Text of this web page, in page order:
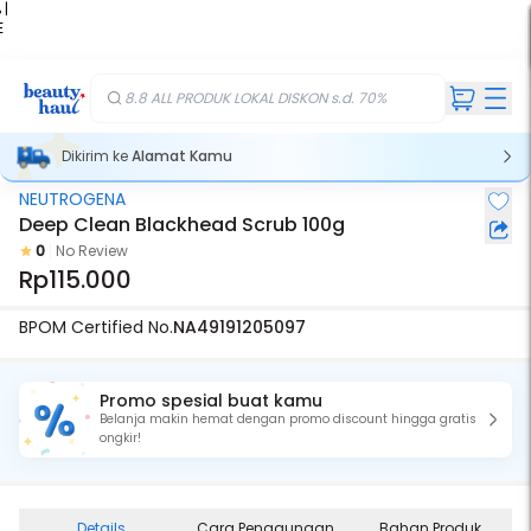
|
8.8 ALL PRODUK LOKAL DISKON s.d. 70%
Dikirim keAlamat Kamu
NEUTROGENA
Deep Clean Blackhead Scrub 100g
0 No Review
Rp115.000
BPOM Certified No.NA49191205097
Promo spesial buat kamu
Belanja makin hemat dengan promo discount hingga gratis
ongkir!